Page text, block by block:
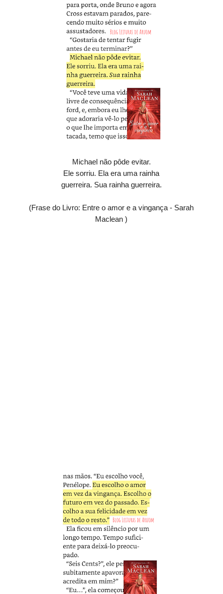
Michael não pôde evitar.
Ele sorriu. Ela era uma rainha
guerreira. Sua rainha guerreira.
(Frase do Livro: Entre o amor e a vingança - Sarah
Maclean )